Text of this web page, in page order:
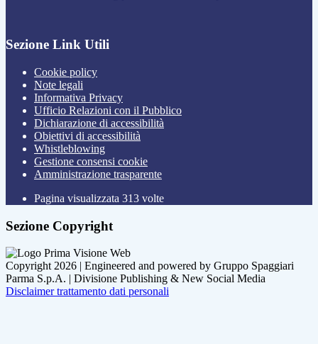
Sezione Link Utili
Cookie policy
Note legali
Informativa Privacy
Ufficio Relazioni con il Pubblico
Dichiarazione di accessibilità
Obiettivi di accessibilità
Whistleblowing
Gestione consensi cookie
Amministrazione trasparente
Pagina visualizzata 313 volte
Sezione Copyright
Copyright 2026 | Engineered and powered by Gruppo Spaggiari
Parma S.p.A. | Divisione Publishing & New Social Media
Disclaimer trattamento dati personali